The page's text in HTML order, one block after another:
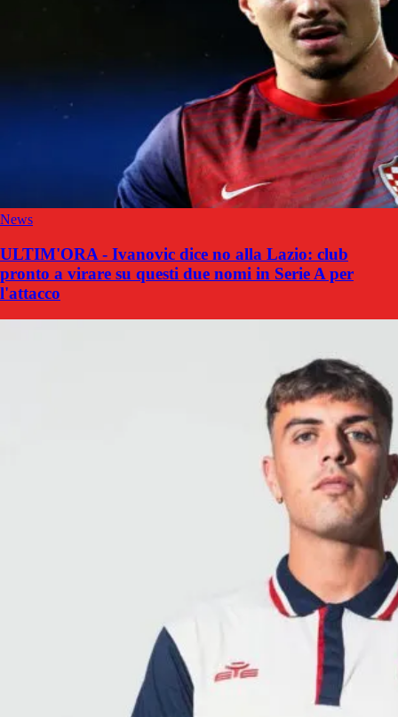
News
ULTIM'ORA - Ivanovic dice no alla Lazio: club
pronto a virare su questi due nomi in Serie A per
l'attacco